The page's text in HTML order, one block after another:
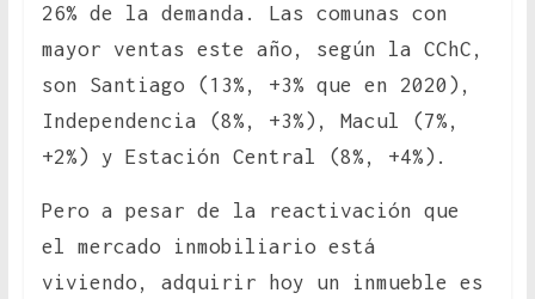
26% de la demanda. Las comunas con
mayor ventas este año, según la CChC,
son Santiago (13%, +3% que en 2020),
Independencia (8%, +3%), Macul (7%,
+2%) y Estación Central (8%, +4%).
Pero a pesar de la reactivación que
el mercado inmobiliario está
viviendo, adquirir hoy un inmueble es